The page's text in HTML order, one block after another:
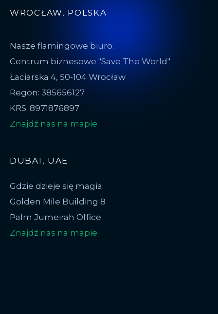
WROCŁAW, POLSKA
Nasze flamingowe biuro:
Centrum biznesowe "Save The World"
Łaciarska 4, 50-104 Wrocław
Regon: 385656127
KRS: 8971876897
Znajdź nas na mapie
DUBAI, UAE
Gdzie dzieje się magia:
Golden Mile Building 8
Palm Jumeirah Office
Znajdź nas na mapie